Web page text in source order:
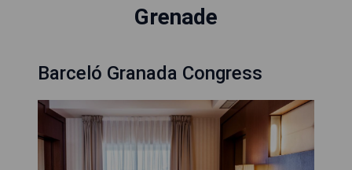
Grenade
Barceló Granada Congress